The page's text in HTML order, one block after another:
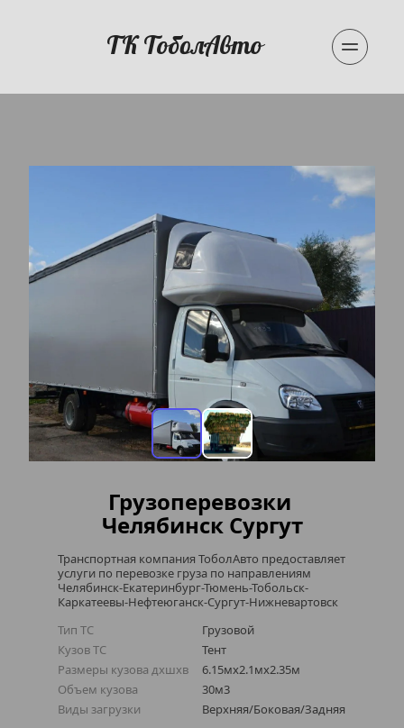
ТК ТоболАвто
Грузоперевозки
Челябинск Сургут
Транспортная компания ТоболАвто предоставляет
услуги по перевозке груза по направлениям
Челябинск-Екатеринбург-Тюмень-Тобольск-
Каркатеевы-Нефтеюганск-Сургут-Нижневартовск
Тип ТС
Грузовой
Кузов ТС
Тент
Размеры кузова дхшхв
6.15мх2.1мх2.35м
Объем кузова
30м3
Виды загрузки